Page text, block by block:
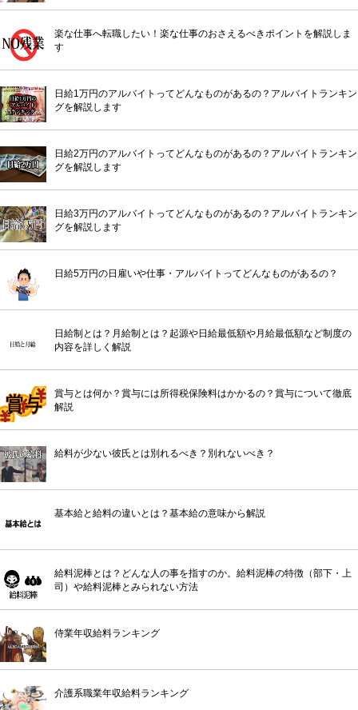
楽な仕事へ転職したい！楽な仕事のおさえるべきポイントを解説しま
す
日給1万円のアルバイトってどんなものがあるの？アルバイトランキン
グを解説します
日給2万円のアルバイトってどんなものがあるの？アルバイトランキン
グを解説します
日給3万円のアルバイトってどんなものがあるの？アルバイトランキン
グを解説します
日給5万円の日雇いや仕事・アルバイトってどんなものがあるの？
日給制とは？月給制とは？起源や日給最低額や月給最低額など制度の
内容を詳しく解説
賞与とは何か？賞与には所得税保険料はかかるの？賞与について徹底
解説
給料が少ない彼氏とは別れるべき？別れないべき？
基本給と給料の違いとは？基本給の意味から解説
給料泥棒とは？どんな人の事を指すのか。給料泥棒の特徴（部下・上
司）や給料泥棒とみられない方法
侍業年収給料ランキング
介護系職業年収給料ランキング